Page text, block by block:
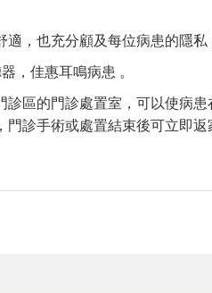
，也充分顧及每位病患的隱私
，佳惠耳鳴病患 。
區的門診處置室，可以使病
診手術或處置結束後可立即返